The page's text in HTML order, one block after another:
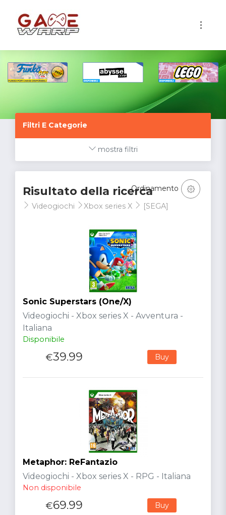
Filtri E Categorie
mostra filtri
Risultato della ricerca
Videogiochi Xbox series X [SEGA]
Ordinamento
Sonic Superstars (One/X)
Videogiochi - Xbox series X - Avventura -
Italiana
Disponibile
€39.99 Buy
Metaphor: ReFantazio
Videogiochi - Xbox series X - RPG - Italiana
Non disponibile
€69.99 Buy